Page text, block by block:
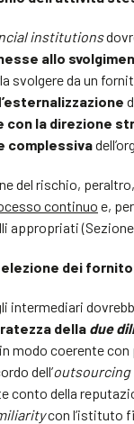
institutions
allo
svolgere da un
’esternalizzazione
con la direzione
complessiva
del rischio,
continuo e,
appropriati (Sezione
dei
intermediari
della due
modo coerente
dell’outsourcing
conto della
con l’istituto